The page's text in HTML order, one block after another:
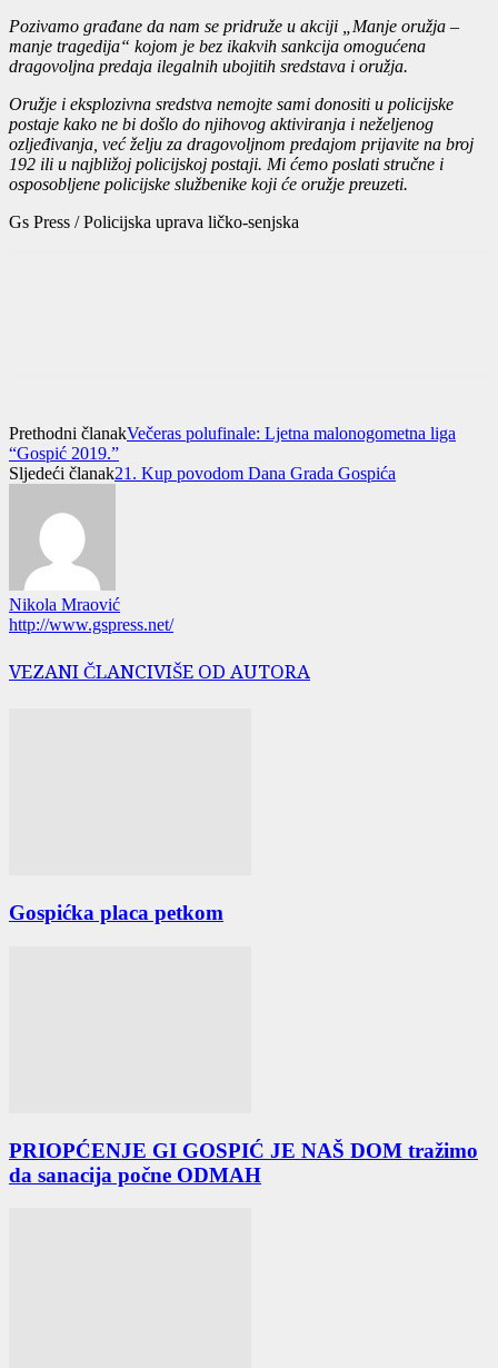
Pozivamo građane da nam se pridruže u akciji „Manje oružja –
manje tragedija“ kojom je bez ikakvih sankcija omogućena
dragovoljna predaja ilegalnih ubojitih sredstava i oružja.
Oružje i eksplozivna sredstva nemojte sami donositi u policijske
postaje kako ne bi došlo do njihovog aktiviranja i neželjenog
ozljeđivanja, već želju za dragovoljnom predajom prijavite na broj
192 ili u najbližoj policijskoj postaji. Mi ćemo poslati stručne i
osposobljene policijske službenike koji će oružje preuzeti.
Gs Press / Policijska uprava ličko-senjska
Prethodni članakVečeras polufinale: Ljetna malonogometna liga
“Gospić 2019.”
Sljedeći članak21. Kup povodom Dana Grada Gospića
Nikola Mraović
http://www.gspress.net/
VEZANI ČLANCIVIŠE OD AUTORA
Gospićka placa petkom
PRIOPĆENJE GI GOSPIĆ JE NAŠ DOM tražimo
da sanacija počne ODMAH